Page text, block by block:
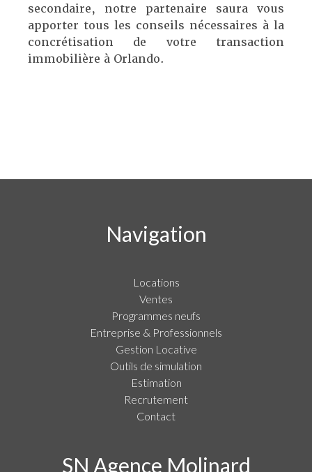
secondaire, notre partenaire saura vous
apporter tous les conseils nécessaires à la
concrétisation de votre transaction
immobilière à Orlando.
Navigation
Locations
Ventes
Programmes neufs
Entreprise & Professionnels
Gestion Locative
Outils de simulation
Estimation
Recrutement
Contact
SN Agence Molinard